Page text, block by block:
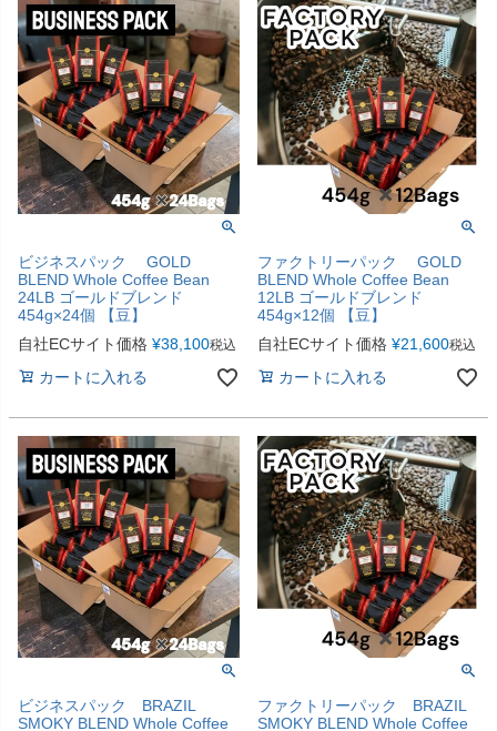
ビジネスパック GOLD
BLEND Whole Coffee Bean
24LB ゴールドブレンド
454g×24個 【豆】
自社ECサイト価格 ¥38,100税込
カートに入れる
ファクトリーパック GOLD
BLEND Whole Coffee Bean
12LB ゴールドブレンド
454g×12個 【豆】
自社ECサイト価格 ¥21,600税込
カートに入れる
ビジネスパック BRAZIL
SMOKY BLEND Whole Coffee
ファクトリーパック BRAZIL
SMOKY BLEND Whole Coffee